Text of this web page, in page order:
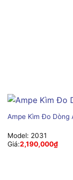
Ampe Kìm Đo Dòng
Model: 2031
Giá:2,190,000₫